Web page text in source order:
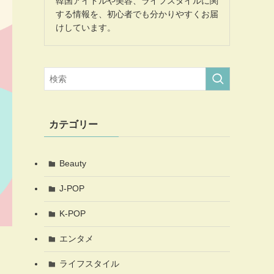
する情報を、初心者でも分かりやすくお届
けしています。
カテゴリー
Beauty
J-POP
K-POP
エンタメ
ライフスタイル